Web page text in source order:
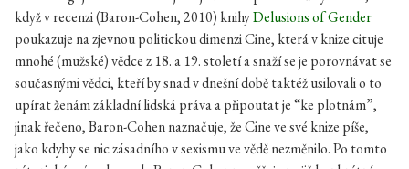
když v recenzi (Baron-Cohen, 2010) knihyDelusions of Gender
poukazuje na zjevnou politickou dimenzi Cine, která v knize cituje
mnohé (mužské) vědce z 18. a 19. století a snaží se je porovnávat se
současnými vědci, kteří by snad v dnešní době taktéž usilovali o to
upírat ženám základní lidská práva a připoutat je “ke plotnám”,
jinak řečeno, Baron-Cohen naznačuje, že Cine ve své knize píše,
jako kdyby se nic zásadního v sexismu ve vědě nezměnilo. Po tomto